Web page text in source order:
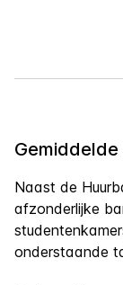
Naast de
afzonderlijke
onderstaande